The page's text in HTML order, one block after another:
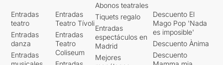
Entradas
teatro
Entradas
danza
Entradas
Entradas
Teatro Tívoli
Entradas
Teatro
Coliseum
Abonos teatrales
Tiquets regalo
Entradas
espectáculos en
Madrid
Mejores
Descuento El
Mago Pop 'Nada
es imposible'
Descuento Ànima
Descuento